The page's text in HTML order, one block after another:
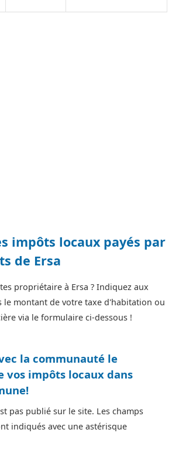
impôts locaux payés par
de Ersa
propriétaire à Ersa ? Indiquez aux
le montant de votre taxe d'habitation ou
via le formulaire ci-dessous !
la communauté le
vos impôts locaux dans
pas publié sur le site. Les champs
indiqués avec une astérisque